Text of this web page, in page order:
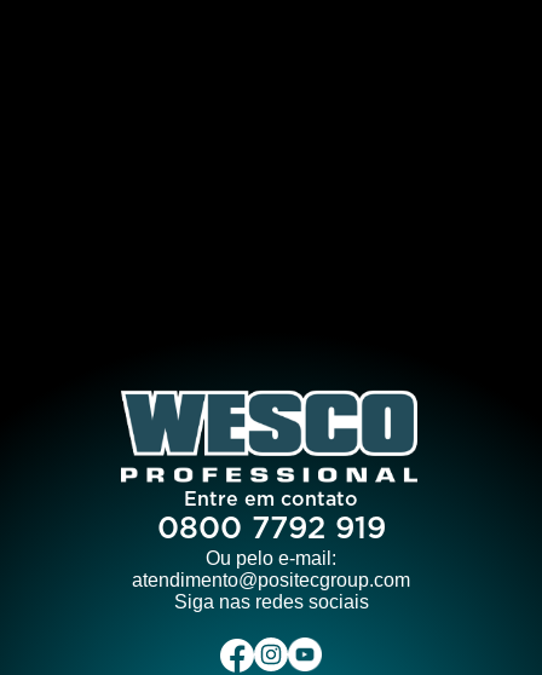
Entre em contato
0800 7792 919
Ou pelo e-mail:
atendimento@positecgroup.com
Siga nas redes sociais